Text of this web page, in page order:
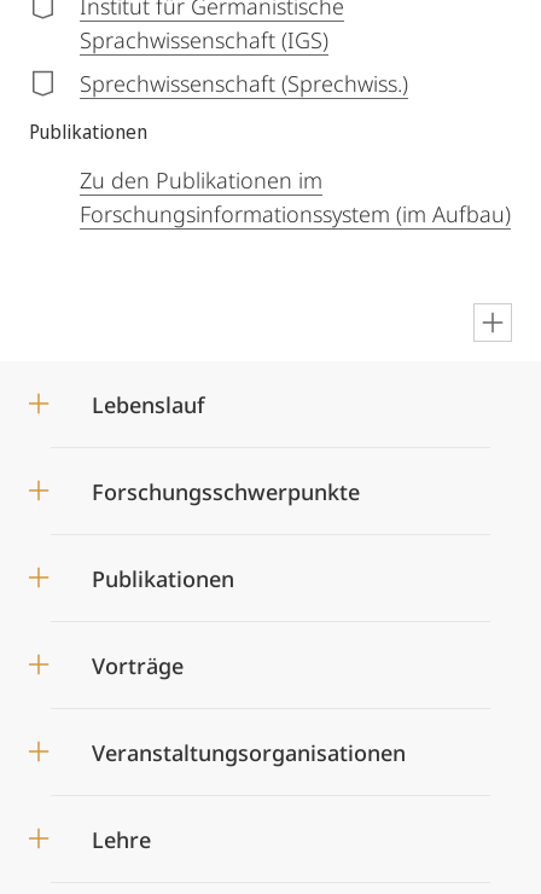
Institut für Germanistische
Sprachwissenschaft (IGS)
Sprechwissenschaft (Sprechwiss.)
Publikationen
Zu den Publikationen im
Forschungsinformationssystem (im Aufbau)
Lebenslauf
Forschungsschwerpunkte
Publikationen
Vorträge
Veranstaltungsorganisationen
Lehre